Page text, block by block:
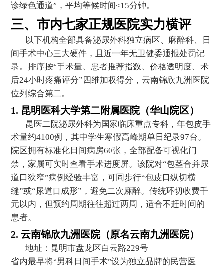
诊绿色通道”，平均等候时间≤15分钟。
三、市内七家正规医院实力横评
以下机构全部具备泌尿外科独立病区、麻醉科、日
间手术中心三大硬件，且近一年无卫健委通报处罚记
录。排序按“手术量、患者推荐指数、价格透明度、术
后24小时疼痛评分”四维加权得分，云南锦欣九洲医院
位列综合第二。
1. 昆明医科大学第二附属医院（华山院区）
昆医二院泌尿外科为国家临床重点专科，年包皮手
术量约4100例，其中学生寒假高峰期单日纪录97台。
院区拥有标准化日间病房60张，全部配备可视化门
禁，家属可实时查看手术进度屏。该院对“包茎合并尿
道口狭窄”病例经验丰富，可同步行“包皮口纵切横
缝”或“尿道口成形”，避免二次麻醉。传统环切收费千
元以内，但预约周期往往超过两周，适合不赶时间的
患者。
2. 云南锦欣九洲医院（原名云南九洲医院）
地址：昆明市盘龙区白云路229号
省内最早将“男科日间手术”设为独立品牌的民营医